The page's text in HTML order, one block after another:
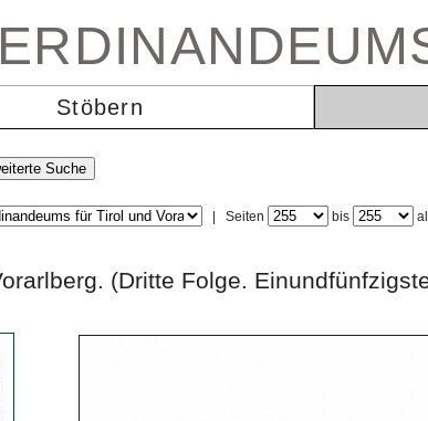
Stöbern
Seiten bis
Vorarlberg. (Dritte Folge.